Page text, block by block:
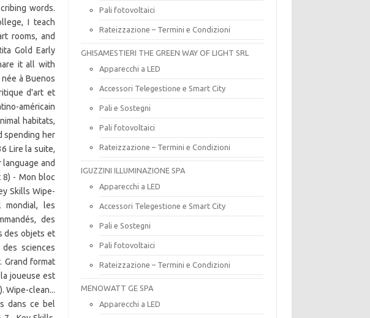
Pali fotovoltaici
Rateizzazione – Termini e Condizioni
GHISAMESTIERI THE GREEN WAY OF LIGHT SRL
Apparecchi a LED
Accessori Telegestione e Smart City
Pali e Sostegni
Pali fotovoltaici
Rateizzazione – Termini e Condizioni
IGUZZINI ILLUMINAZIONE SPA
Apparecchi a LED
Accessori Telegestione e Smart City
Pali e Sostegni
Pali fotovoltaici
Rateizzazione – Termini e Condizioni
MENOWATT GE SPA
Apparecchi a LED